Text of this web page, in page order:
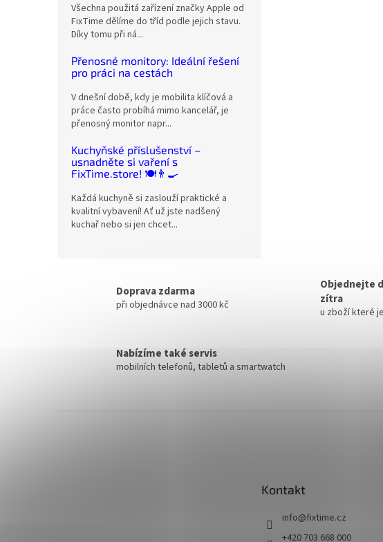
Všechna použitá zařízení značky Apple od
FixTime dělíme do tříd podle jejich stavu.
Díky tomu při ná...
Přenosné monitory: Ideální řešení
pro práci na cestách
V dnešní době, kdy je mobilita klíčová a
práce často probíhá mimo kancelář, je
přenosný monitor napr...
Kuchyňské příslušenství –
usnadněte si vaření s
FixTime.store! 🍽️👨‍🍳
Každá kuchyně si zaslouží praktické a
kvalitní vybavení! Ať už jste nadšený
kuchař nebo si jen chcet...
Doprava zdarma
při objednávce nad 3000 kč
Objednejte
zítra
u zboží které
Nabízíme také servis
mobilních telefonů, tabletů a smartwatch
Kontakt
info@fixtime.cz
+420 703 668 000